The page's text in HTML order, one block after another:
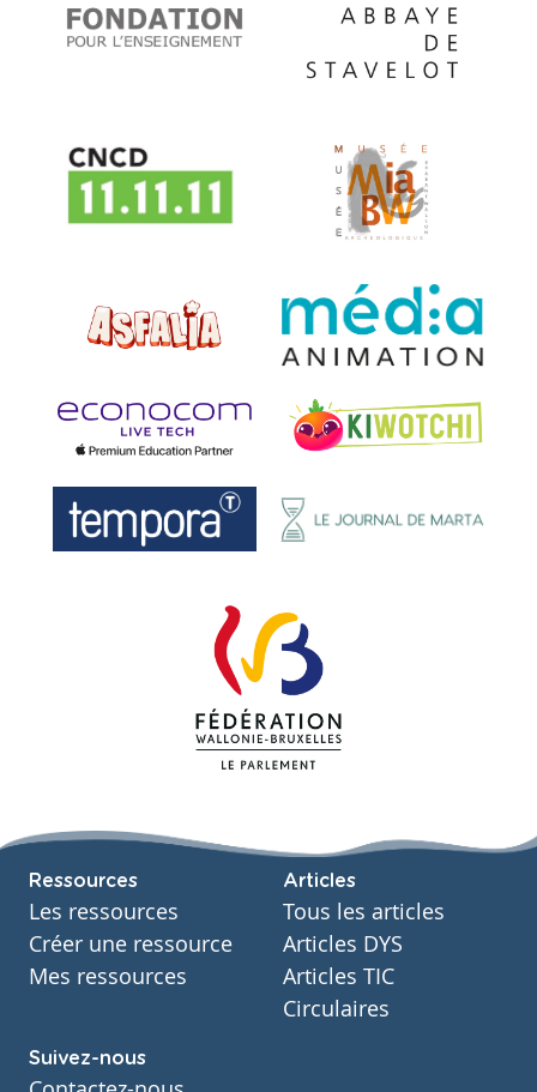
Ressources
Les ressources
Créer une ressource
Mes ressources
Articles
Tous les articles
Articles DYS
Articles TIC
Circulaires
Suivez-nous